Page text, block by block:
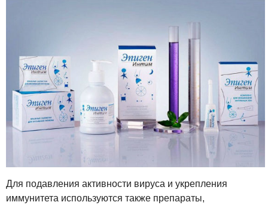
Для подавления активности вируса и укрепления
иммунитета используются также препараты,